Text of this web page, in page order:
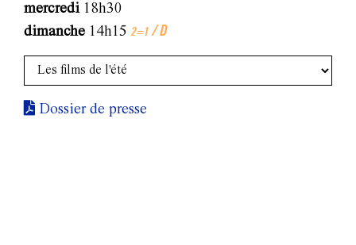
mercredi18h30
dimanche 14h15 2=1/ D
Dossier de presse